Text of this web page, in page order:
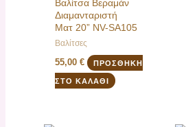
Βαλίτσα Βεραμάν
Διαμανταριστή
Ματ 20” NV-SA105
Βαλίτσες
55,00€ ΠΡΟΣΘΉΚΗ
ΣΤΟ ΚΑΛΆΘΙ